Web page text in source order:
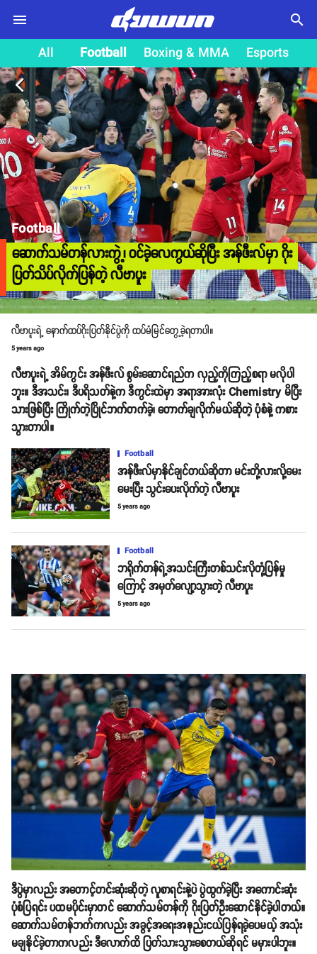
search
All Football Boxing & MMA Esports
arrow_back_ios
Football
ဆောက်သမ်တန်လားကွဲ့၊ ဝင်ခဲ့လေကွယ်ဆိုပြီး အန်ဖီးလ်မှာ ဂိုး
ပြတ်သိပ်လိုက်ပြန်တဲ့ လီဗာပူး
လီဗာပူးရဲ့ နောက်ထပ်ဂိုးပြတ်နိုင်ပွဲကို ထပ်မံမြင်တွေ့ခဲ့ရတာပါ။
5 years ago
လီဗာပူးရဲ့ အိမ်ကွင်း အန်ဖီးလ် စွမ်းဆောင်ရည်က လှည့်ကိုကြည့်စရာ မလိုပါ
ဘူး။ ဒီအသင်း၊ ဒီပရိသတ်နဲ့က ဒီကွင်းထဲမှာ အရာအားလုံး Chemistry မိပြီး
သားဖြစ်ပြီး ကြိုက်တဲ့ပြိုင်ဘက်တက်ခဲ့၊ တောက်ချလိုက်မယ်ဆိုတဲ့ ပုံစံနဲ့ ကစား
သွားတာပါ။
Football
အန်ဖီးလ်မှာနိုင်ချင်တယ်ဆိုတာ မင်းတို့လားလို့မေး
မေးပြီး သွင်းပေးလိုက်တဲ့ လီဗာပူး
5 years ago
Football
ဘရိုက်တန်ရဲ့အသင်းကြီးတစ်သင်းလိုတုံ့ပြန်မှု
ကြောင့် အမှတ်လျော့သွားတဲ့ လီဗာပူး
5 years ago
ဒီပွဲမှာလည်း အတောင့်တင်းဆုံးဆိုတဲ့ လူစာရင်းနဲ့ပဲ ပွဲထွက်ခဲ့ပြီး အကောင်းဆုံး
ပုံစံပြရင်း ပထမပိုင်းမှာတင် ဆောက်သမ်တန်ကို ဂိုးပြတ်ဦးဆောင်နိုင်ခဲ့ပါတယ်။
ဆောက်သမ်တန်ဘက်ကလည်း အခွင့်အရေးအနည်းငယ်ပြန်ရခဲ့ပေမယ့် အသုံး
မချနိုင်ခဲ့တာကလည်း ဒီလောက်ထိ ပြတ်သားသွားစေတယ်ဆိုရင် မမှားပါဘူး။